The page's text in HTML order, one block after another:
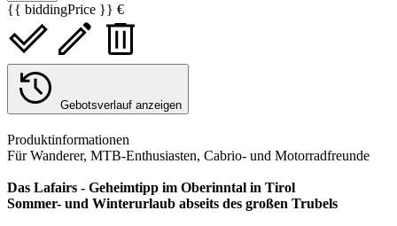
{{ biddingPrice }} €
Gebotsverlauf anzeigen
Produktinformationen
Für Wanderer, MTB-Enthusiasten, Cabrio- und Motorradfreunde
Das Lafairs - Geheimtipp im Oberinntal in Tirol
Sommer- und Winterurlaub abseits des großen Trubels